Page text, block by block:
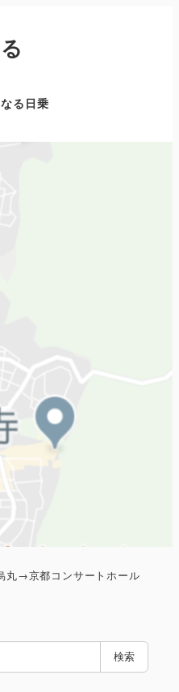
る日乗
丸→京都コンサートホール
検索